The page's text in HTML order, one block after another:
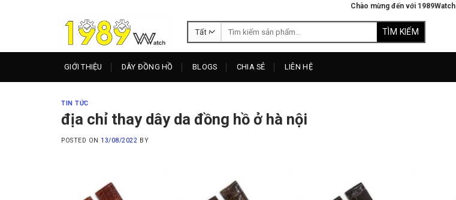
Chào mừng đến với 1989Watch
Tìm
GIỚI THIỆU DÂY ĐỒNG HỒ BLOGS CHIA SẺ LIÊN HỆ
TIN TỨC
địa chỉ thay dây da đồng hồ ở hà nội
POSTED ON 13/08/2022 BY